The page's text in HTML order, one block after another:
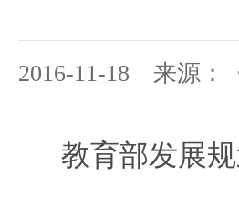
2016-11-18 来源：
教育部发展